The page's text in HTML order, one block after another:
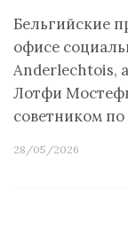
Бельгийские
офисе
Anderlechtois,
Лотфи
советником
28/05/2026